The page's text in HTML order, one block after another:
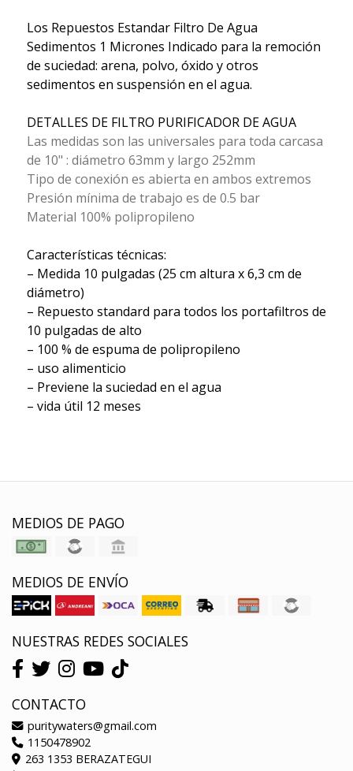
Los Repuestos Estandar Filtro De Agua
Sedimentos 1 Micrones Indicado para la remoción
de suciedad: arena, polvo, óxido y otros
sedimentos en suspensión en el agua.
DETALLES DE FILTRO PURIFICADOR DE AGUA
Las medidas son las universales para toda carcasa
de 10" : diámetro 63mm y largo 252mm
Tipo de conexión es abierta en ambos extremos
Presión mínima de trabajo es de 0.5 bar
Material 100% polipropileno
Características técnicas:
– Medida 10 pulgadas (25 cm altura x 6,3 cm de
diámetro)
– Repuesto standard para todos los portafiltros de
10 pulgadas de alto
– 100 % de espuma de polipropileno
– uso alimenticio
– Previene la suciedad en el agua
– vida útil 12 meses
MEDIOS DE PAGO
MEDIOS DE ENVÍO
NUESTRAS REDES SOCIALES
CONTACTO
puritywaters@gmail.com
1150478902
263 1353 BERAZATEGUI